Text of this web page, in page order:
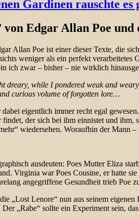
Gardinen rauschte es
von Edgar Allan Poe
Allan Poe ist einer dieser Texte, die
weniger als ein perfekt verarbeitetes
ich zwar – bisher – nie wirklich
dreary, while I pondered weak and weary,
curious volume of forgotten lore…
eigentlich immer recht egal
findet, der sich bei ihm einnistet und
wiedersehen. Woraufhin der Mann
ausdeuten: Poes Mutter Eliza
Virginia war Poes Cousine, er hatte
angegriffene Gesundheit trieb
„Lost Lenore“ nun aus seinem
„Rabe“ sollte ein Experiment sein,